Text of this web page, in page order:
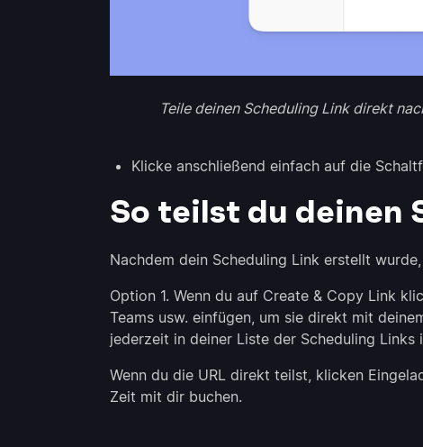
Teile deinen Scheduling Link direkt
Klicke anschließend einfach auf die
So teilst du deinen
Nachdem dein Scheduling Link erstellt
Option 1. Wenn du auf Create & Copy Link
Teams usw. einfügen, um sie direkt mit
jederzeit in deiner Liste der Scheduling Links
Wenn du die URL direkt teilst, klicken
Zeit mit dir buchen.